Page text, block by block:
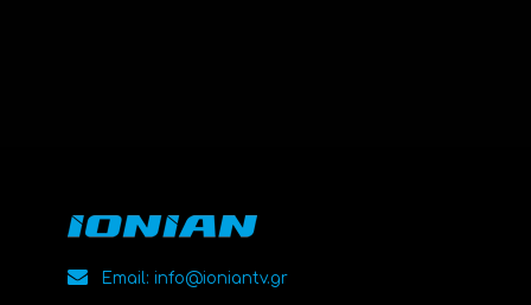
Email: info@ioniantv.gr